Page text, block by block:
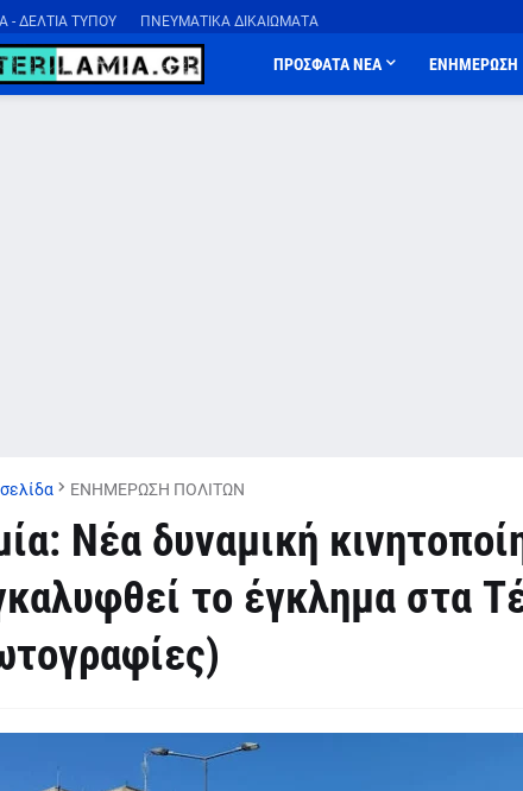
- ΔΕΛΤΙΑ ΤΥΠΟΥ ΠΝΕΥΜΑΤΙΚΑ ΔΙΚΑΙΩΜΑΤΑ
ΠΡΟΣΦΑΤΑ ΝΕΑ ΕΝΗΜΕΡΩΣΗ
ΕΝΗΜΕΡΩΣΗ ΠΟΛΙΤΩΝ
Νέα δυναμική
το έγκλημα στα